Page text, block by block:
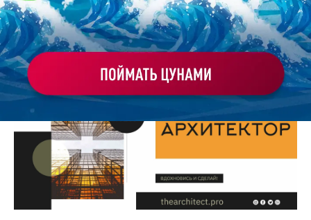
Работа
студента
ХОЧУ ЗАКАЗАТЬ ТАКУЮ ПРЕЗЕНТАЦИЮ